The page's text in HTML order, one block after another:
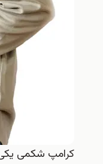
کرامپ شکمی یکی